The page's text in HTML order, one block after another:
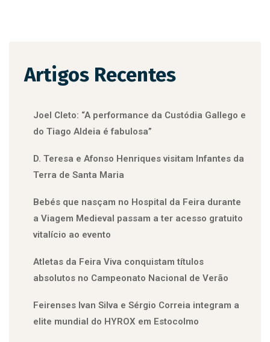
Artigos Recentes
Joel Cleto: “A performance da Custódia Gallego e
do Tiago Aldeia é fabulosa”
D. Teresa e Afonso Henriques visitam Infantes da
Terra de Santa Maria
Bebés que nasçam no Hospital da Feira durante
a Viagem Medieval passam a ter acesso gratuito
vitalício ao evento
Atletas da Feira Viva conquistam títulos
absolutos no Campeonato Nacional de Verão
Feirenses Ivan Silva e Sérgio Correia integram a
elite mundial do HYROX em Estocolmo